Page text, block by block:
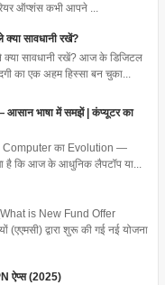
ऑप्शंस कभी आपने ...
सावधानी रखें?
सावधानी रखें? आज के डिजिटल
का एक अहम हिस्सा बन चुका...
भाषा में समझें | कंप्यूटर का
का Evolution —
है कि आज के आधुनिक लैपटॉप या...
is New Fund Offer
द्वारा शुरू की गई नई योजना
ऐप्स (2025)